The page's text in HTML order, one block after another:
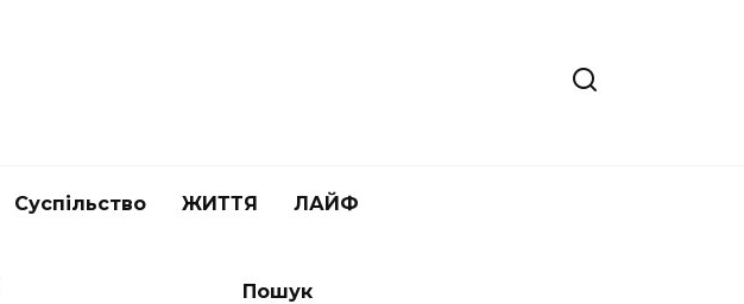
Суспільство ЖИТТЯ ЛАЙФ
Пошук